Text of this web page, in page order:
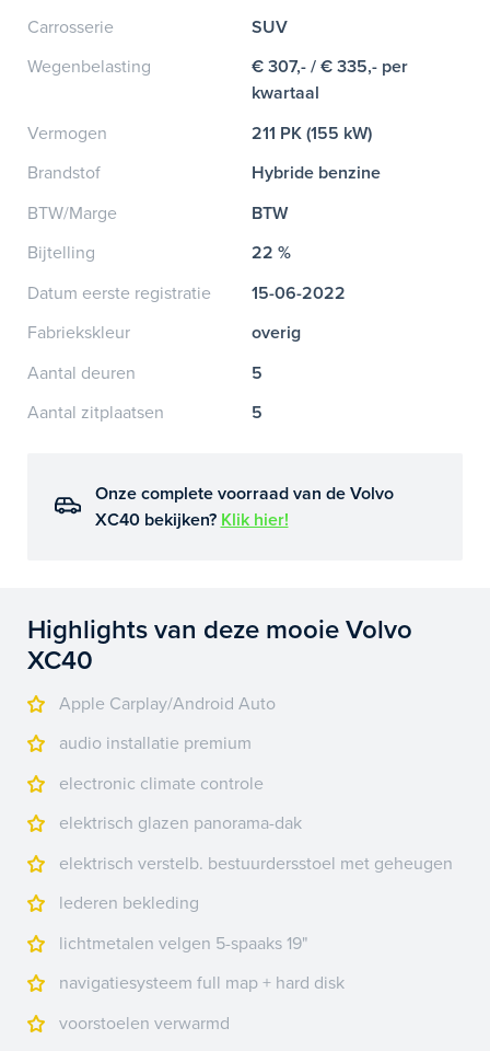
Carrosserie
SUV
Wegenbelasting
€ 307,- / € 335,- per
kwartaal
Vermogen
211 PK (155 kW)
Brandstof
Hybride benzine
BTW/Marge
BTW
Bijtelling
22 %
Datum eerste registratie
15-06-2022
Fabriekskleur
overig
Aantal deuren
5
Aantal zitplaatsen
5
Onze complete voorraad van de Volvo
XC40 bekijken? Klik hier!
Highlights van deze mooie Volvo
XC40
Apple Carplay/Android Auto
audio installatie premium
electronic climate controle
elektrisch glazen panorama-dak
elektrisch verstelb. bestuurdersstoel met geheugen
lederen bekleding
lichtmetalen velgen 5-spaaks 19"
navigatiesysteem full map + hard disk
voorstoelen verwarmd